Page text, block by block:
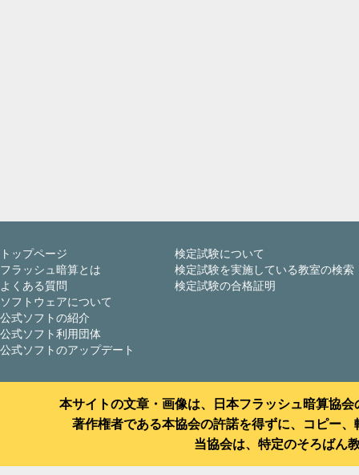
トップページ
フラッシュ暗算とは
よくある質問
ソフトウェアについて
公式ソフトの紹介
公式ソフト利用団体
公式ソフトのアップデート
検定試験について
検定試験を実施している教室の検索
検定試験の合格証明
本サイトの文章・画像は、日本フラッシュ暗算協
著作権者である本協会の許諾を得ずに、コピー
当協会は、特定のそろばん